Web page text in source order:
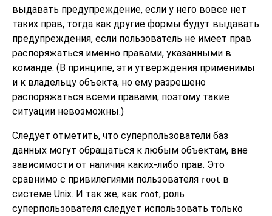
выдавать предупреждение, если у него вовсе нет
таких прав, тогда как другие формы будут выдавать
предупреждения, если пользователь не имеет прав
распоряжаться именно правами, указанными в
команде. (В принципе, эти утверждения применимы
и к владельцу объекта, но ему разрешено
распоряжаться всеми правами, поэтому такие
ситуации невозможны.)
Следует отметить, что суперпользователи баз
данных могут обращаться к любым объектам, вне
зависимости от наличия каких-либо прав. Это
сравнимо с привилегиями пользователя root в
системе Unix. И так же, как root, роль
суперпользователя следует использовать только